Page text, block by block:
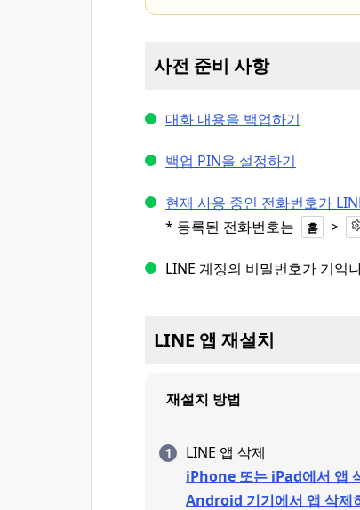
사전 준비 사항
대화 내용을 백업하기
백업 PIN을 설정하기
현재 사용 중인 전화번호가
* 등록된 전화번호는
홈 >
LINE 계정의 비밀번호가 기억
LINE 앱 재설치
재설치 방법
LINE 앱 삭제
iPhone 또는 iPad에서 앱
Android 기기에서 앱 삭제